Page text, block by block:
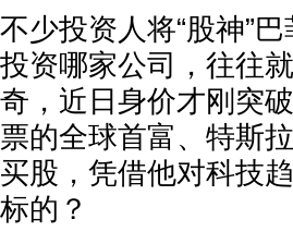
不少投资人将“股神”
投资哪家公司，往往
奇，近日身价才刚突
票的全球首富、特斯
买股，凭借他对科技
标的？